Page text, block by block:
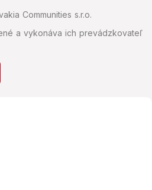
Communities s.r.o.
a vykonáva ich prevádzkovateľ